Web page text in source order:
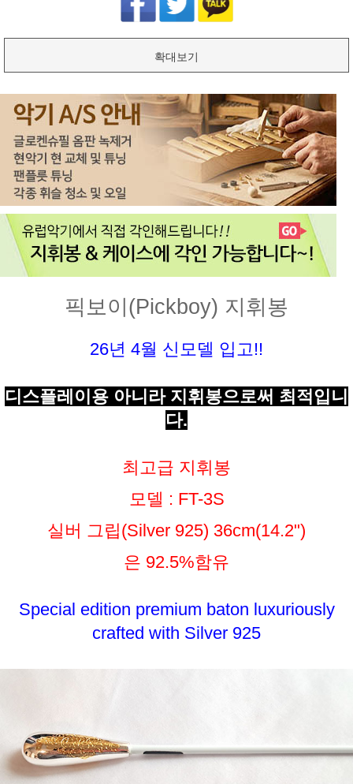
확대보기
픽보이(Pickboy) 지휘봉
26년 4월 신모델 입고!!
디스플레이용 아니라 지휘봉으로써 최적입니
다.
최고급 지휘봉
모델 : FT-3S
실버 그립(Silver 925) 36cm(14.2")
은 92.5%함유
Special edition premium baton luxuriously
crafted with Silver 925